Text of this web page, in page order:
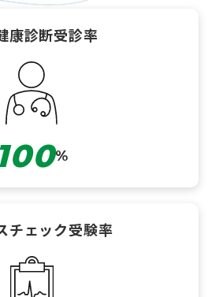
康診断受診率
100%
チェック受験率